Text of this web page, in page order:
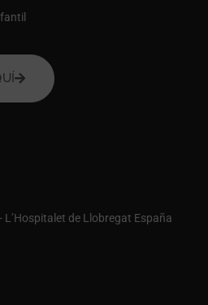
L’Hospitalet de Llobregat España